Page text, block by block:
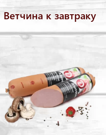
Ветчина к завтраку